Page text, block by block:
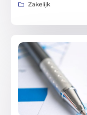
Zakelijk